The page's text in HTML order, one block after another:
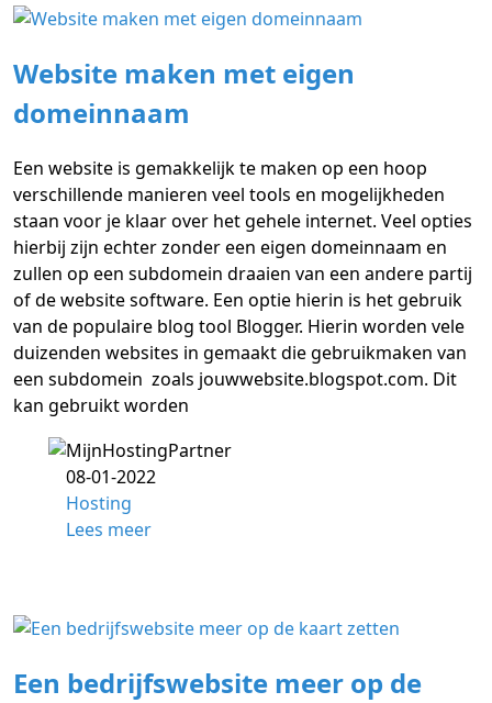
Website maken met eigen
domeinnaam
Een website is gemakkelijk te maken op een hoop
verschillende manieren veel tools en mogelijkheden
staan voor je klaar over het gehele internet. Veel opties
hierbij zijn echter zonder een eigen domeinnaam en
zullen op een subdomein draaien van een andere partij
of de website software. Een optie hierin is het gebruik
van de populaire blog tool Blogger. Hierin worden vele
duizenden websites in gemaakt die gebruikmaken van
een subdomein zoals jouwwebsite.blogspot.com. Dit
kan gebruikt worden
08-01-2022
Hosting
Lees meer
Een bedrijfswebsite meer op de